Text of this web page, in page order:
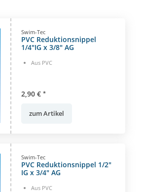
Swim-Tec
PVC Reduktionsnippel
1/4"IG x 3/8" AG
Aus PVC
2,90 € *
zum Artikel
Swim-Tec
PVC Reduktionsnippel 1/2"
IG x 3/4" AG
Aus PVC